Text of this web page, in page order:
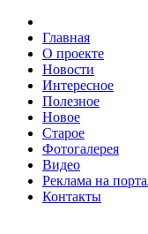
Главная
О проекте
Новости
Интересное
Полезное
Новое
Старое
Фотогалерея
Видео
Реклама на
Контакты